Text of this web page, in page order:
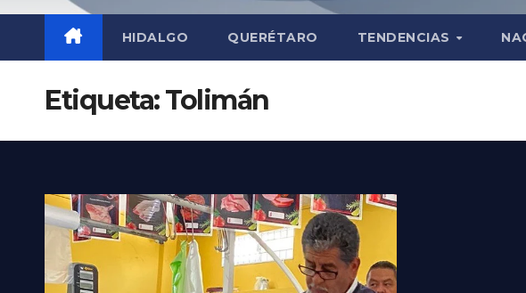
HIDALGO QUERÉTARO TENDENCIAS
Etiqueta:Tolimán